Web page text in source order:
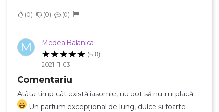
0 0 0
M Medéa Bālānicā
(5.0)
2021-11-03
Comentariu
Atâta timp cât există iasomie, nu pot să nu-mi placă
Un parfum excepțional de lung, dulce și foarte